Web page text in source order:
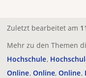
Zuletzt bearbeitet am
Mehr zu den Themen
Hochschule
Online Online Online